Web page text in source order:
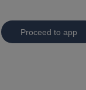
Proceed to app